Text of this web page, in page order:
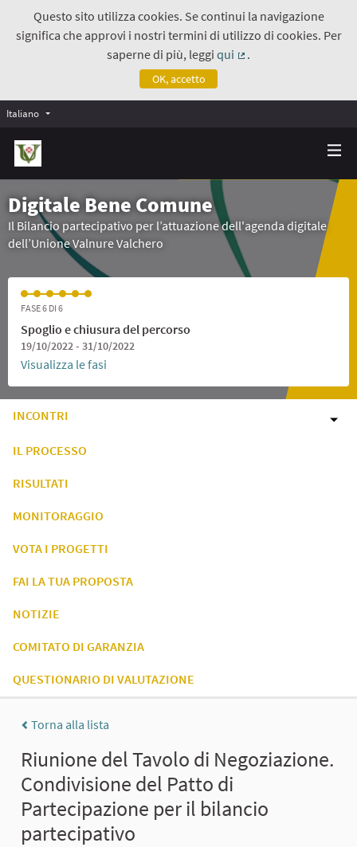
Questo sito utilizza cookies. Se continui la navigazione
significa che approvi i nostri termini di utilizzo di cookies. Per
saperne di più, leggiqui
.
OK, accetto
Italiano
Digitale Bene Comune
Il Bilancio partecipativo per l’attuazione dell'agenda digitale
dell’Unione Valnure Valchero
FASE 6 DI 6
Spoglio e chiusura del percorso
19/10/2022 - 31/10/2022
Visualizza le fasi
INCONTRI
IL PROCESSO
RISULTATI
MONITORAGGIO
VOTA I PROGETTI
FAI LA TUA PROPOSTA
NOTIZIE
COMITATO DI GARANZIA
QUESTIONARIO DI VALUTAZIONE
Torna alla lista
Riunione del Tavolo di Negoziazione.
Condivisione del Patto di
Partecipazione per il bilancio
partecipativo